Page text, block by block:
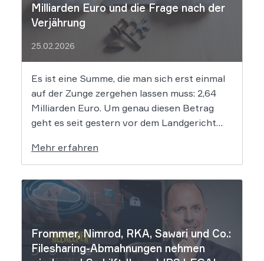
Milliarden Euro und die Frage nach der
Verjährung
25.02.2026
Es ist eine Summe, die man sich erst einmal
auf der Zunge zergehen lassen muss: 2,64
Milliarden Euro. Um genau diesen Betrag
geht es seit gestern vor dem Landgericht
mutmaßlichen Hintermänner von
„Movie2k.to“ begonnen. Das war in den
frühen 2010er Jahren eine […]
Mehr erfahren
Frommer, Nimrod, RKA, Sawari und Co.:
Filesharing-Abmahnungen nehmen